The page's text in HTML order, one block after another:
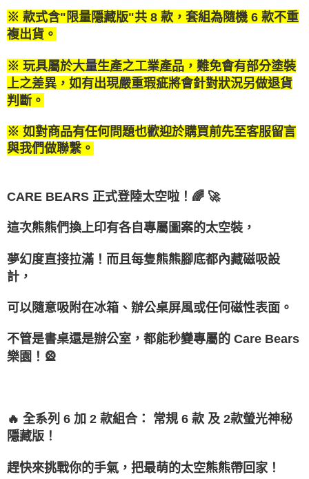
帳／街口支付／iPASS MONEY」等通路繳費。
1.本服務係由「台灣大哥大股份有限公司」（以下簡稱本公司）所提供，讓
用戶於交易時，得透過本服務購買商品或服務，並由商店將買賣／分期付款
買賣價金債權讓與本公司後，依約使用本公司帳單繳交帳款。
2.基於同意付款使用「大哥付你分期」之契約關係目的，商店將以您的個人
資料（包含姓名、電話或地址）提供予台灣大哥大進項蒐集、處理及利用，
3.完整用戶服務條款，請詳閱以下連結：https://oppay.tw/userRule
結帳頁面，進行簡訊認證並確認金額後，即可完成結帳。
２．訂單成立數日內，您將收到繳費通知簡訊。
３．收到繳費通知簡訊後14天內，點擊此簡訊中的連結，可透過四大超商／
※ 請注意：結帳手續完成當下不需立刻繳費，但若您需要取消訂單，請聯絡
購買商品的店家。未經商家同意取消之訂單仍視為有效，需透過AFTEE先享
後付繳納相關費用。
※ 交易是否成功請以「AFTEE先享後付 」之結帳頁面顯示為準，若有關於
客戶支援中心」https://netprotections.freshdesk.com/support/home
【注意事項】
２．關於個人資料處理事宜，請瀏覽以下網址：
３．未成年的使用者請事先徵得法定代理人或監護人之同意方可使用
「AFTEE先享後付」，若未經同意申辦者引起之損失，本公司不負相關責
４．使用「AFTEE先享後付」時，將依據個別帳號之用戶狀況，依本公司即
時審查核予不同之上限額度；若仍有額度不足之情形，本公司將視審查結果
５．嚴禁一人註冊多個帳號或使用他人資訊註冊。若發現惡意使用之情形，
恩沛科技股份有限公司將有權停止該用戶之使用額度並採取法律行動。
宅配-離島
每筆NT$300
※ 款式含"限量隱藏版"共 8 款，套組為隨機 6 款不重
複出貨。
※ 玩具屬於大量生產之工業產品，難免會有部分塗裝
上之差異，如有出現嚴重瑕疵將會針對狀況另做退貨
判斷。
※ 如對商品有任何問題也歡迎於購買前先至客服留言
與我們做聯繫。
CARE BEARS 正式登陸太空啦！🌈 🚀
這次熊熊們換上印有各自專屬圖案的太空裝，
夢幻度直接拉滿！而且每隻熊熊腳底都內藏磁吸設
計，
可以隨意吸附在冰箱、辦公桌屏風或任何磁性表面。
不管是書桌還是辦公室，都能秒變專屬的 Care Bears
樂園！🎡
🔥 全系列 6 加 2 款組合： 常規 6 款 及 2款螢光神秘
隱藏版！
趕快來挑戰你的手氣，把最萌的太空熊熊帶回家！